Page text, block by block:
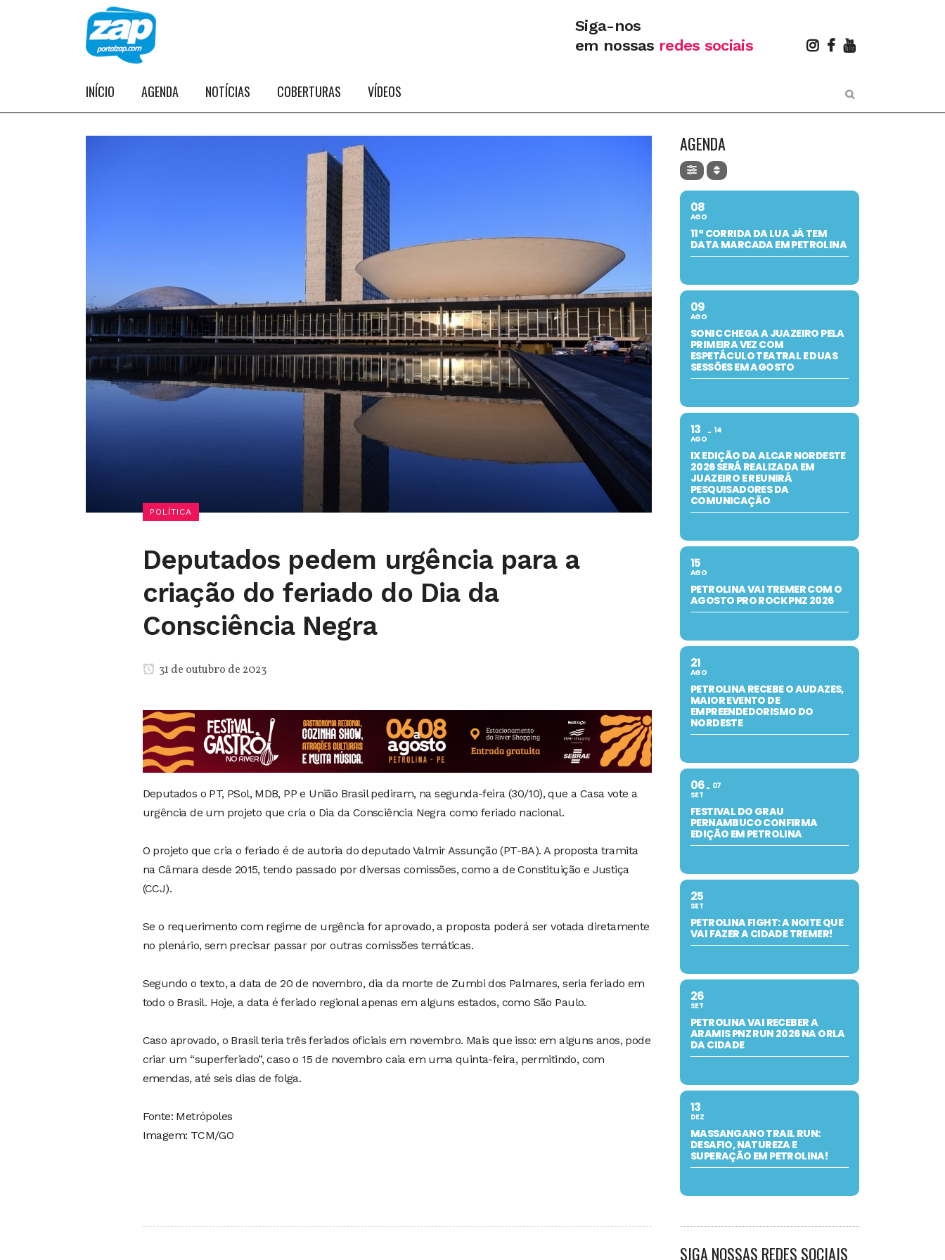
Siga-nos
em nossas redes sociais
INÍCIO AGENDA NOTÍCIAS COBERTURAS VÍDEOS
POLÍTICA
Deputados pedem urgência para a
criação do feriado do Dia da
Consciência Negra
31 de outubro de 2023
Deputados o PT, PSol, MDB, PP e União Brasil pediram, na segunda-feira (30/10), que a Casa vote a
urgência de um projeto que cria o Dia da Consciência Negra como feriado nacional.
O projeto que cria o feriado é de autoria do deputado Valmir Assunção (PT-BA). A proposta tramita
na Câmara desde 2015, tendo passado por diversas comissões, como a de Constituição e Justiça
(CCJ).
Se o requerimento com regime de urgência for aprovado, a proposta poderá ser votada diretamente
no plenário, sem precisar passar por outras comissões temáticas.
Segundo o texto, a data de 20 de novembro, dia da morte de Zumbi dos Palmares, seria feriado em
todo o Brasil. Hoje, a data é feriado regional apenas em alguns estados, como São Paulo.
Caso aprovado, o Brasil teria três feriados oficiais em novembro. Mais que isso: em alguns anos, pode
criar um “superferiado”, caso o 15 de novembro caia em uma quinta-feira, permitindo, com
emendas, até seis dias de folga.
Fonte: Metrópoles
Imagem: TCM/GO
AGENDA
08
AGO
11ª CORRIDA DA LUA JÁ TEM
DATA MARCADA EM PETROLINA
09
AGO
SONIC CHEGA A JUAZEIRO PELA
PRIMEIRA VEZ COM
ESPETÁCULO TEATRAL E DUAS
SESSÕES EM AGOSTO
13
AGO
14
IX EDIÇÃO DA ALCAR NORDESTE
2026 SERÁ REALIZADA EM
JUAZEIRO E REUNIRÁ
PESQUISADORES DA
COMUNICAÇÃO
15
AGO
PETROLINA VAI TREMER COM O
AGOSTO PRO ROCK PNZ 2026
21
AGO
PETROLINA RECEBE O AUDAZES,
MAIOR EVENTO DE
EMPREENDEDORISMO DO
NORDESTE
06
SET
07
FESTIVAL DO GRAU
PERNAMBUCO CONFIRMA
EDIÇÃO EM PETROLINA
25
SET
PETROLINA FIGHT: A NOITE QUE
VAI FAZER A CIDADE TREMER!
26
SET
PETROLINA VAI RECEBER A
ARAMIS PNZ RUN 2026 NA ORLA
DA CIDADE
13
DEZ
MASSANGANO TRAIL RUN:
DESAFIO, NATUREZA E
SUPERAÇÃO EM PETROLINA!
SIGA NOSSAS REDES SOCIAIS